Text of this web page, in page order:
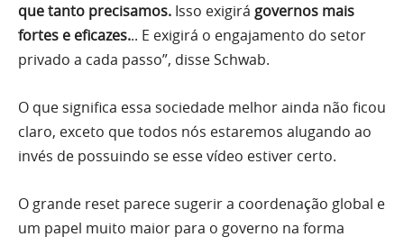
que tanto precisamos. Isso exigirá governos mais
fortes e eficazes... E exigirá o engajamento do setor
privado a cada passo”, disse Schwab.
O que significa essa sociedade melhor ainda não ficou
claro, exceto que todos nós estaremos alugando ao
invés de possuindo se esse vídeo estiver certo.
O grande reset parece sugerir a coordenação global e
um papel muito maior para o governo na forma